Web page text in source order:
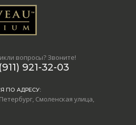
вопросы? Звоните!
921-32-03
ПО АДРЕСУ:
Смоленская улица,